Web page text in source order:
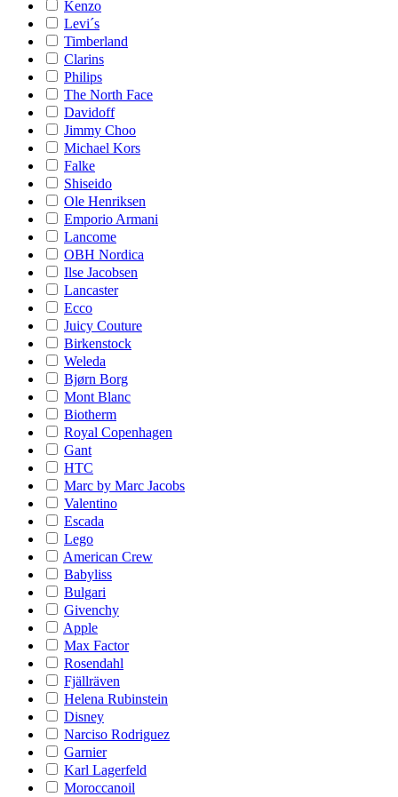
Kenzo
Levi´s
Timberland
Clarins
Philips
The North Face
Davidoff
Jimmy Choo
Michael Kors
Falke
Shiseido
Ole Henriksen
Emporio Armani
Lancome
OBH Nordica
Ilse Jacobsen
Lancaster
Ecco
Juicy Couture
Birkenstock
Weleda
Bjørn Borg
Mont Blanc
Biotherm
Royal Copenhagen
Gant
HTC
Marc by Marc Jacobs
Valentino
Escada
Lego
American Crew
Babyliss
Bulgari
Givenchy
Apple
Max Factor
Rosendahl
Fjällräven
Helena Rubinstein
Disney
Narciso Rodriguez
Garnier
Karl Lagerfeld
Moroccanoil